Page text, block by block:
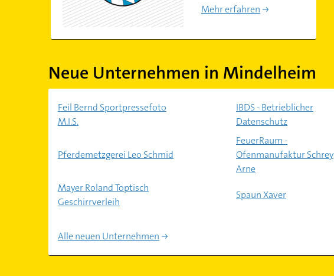
Mehr erfahren
Neue Unternehmen in Mindelheim
Feil Bernd Sportpressefoto
M.I.S.
IBDS - Betrieblicher
Datenschutz
Pferdemetzgerei Leo Schmid
FeuerRaum -
Ofenmanufaktur Schrey
Arne
Mayer Roland Toptisch
Geschirrverleih
Spaun Xaver
Alle neuen Unternehmen